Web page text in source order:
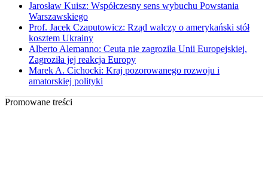
Jarosław Kuisz: Współczesny sens wybuchu Powstania
Warszawskiego
Prof. Jacek Czaputowicz: Rząd walczy o amerykański stół
kosztem Ukrainy
Alberto Alemanno: Ceuta nie zagroziła Unii Europejskiej.
Zagroziła jej reakcja Europy
Marek A. Cichocki: Kraj pozorowanego rozwoju i
amatorskiej polityki
Promowane treści